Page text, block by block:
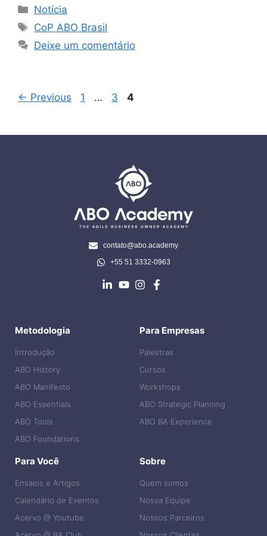
Notícia
CoP ABO Brasil
Deixe um comentário
← Previous 1 … 3 4
contato@abo.academy
+55 51 3332-0963
Metodologia
Introdução
ABO History
ABO Manifesto
ABO Essentials
ABO Tools
ABO Foundations
Para Empresas
Palestras
Cursos
Workshops
ABO Strategic Planning
ABO BA Experience
Para Você
Ensaios e Artigos
Calendário de Eventos
Acervo @ Youtube
Sobre
Quem somos
Nossa Equipe
Nossos Parceiros